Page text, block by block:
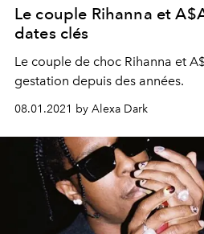
Le couple Rihanna et
dates clés
Le couple de choc Rihanna et
gestation depuis des années.
08.01.2021 by Alexa Dark